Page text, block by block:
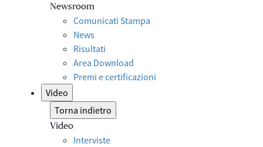
Newsroom
Comunicati Stampa
News
Risultati
Area Download
Premi e certificazioni
Video
Torna indietro
Video
Interviste